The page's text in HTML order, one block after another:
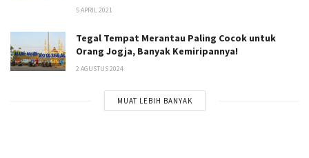
5 APRIL 2021
Tegal Tempat Merantau Paling Cocok untuk
Orang Jogja, Banyak Kemiripannya!
2 AGUSTUS 2024
MUAT LEBIH BANYAK